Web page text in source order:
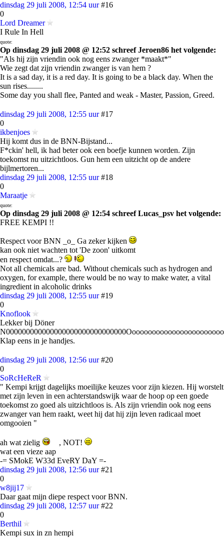
dinsdag 29 juli 2008, 12:54 uur #16
0
Lord Dreamer
I Rule In Hell
quote:
Op dinsdag 29 juli 2008 @ 12:52 schreef Jeroen86 het volgende:
"Als hij zijn vriendin ook nog eens zwanger *maakt*"
Wie zegt dat zijn vriendin zwanger is van hem ?
It is a sad day, it is a red day. It is going to be a black day. When the
sun rises........
Some day you shall flee, Panted and weak - Master, Passion, Greed.
dinsdag 29 juli 2008, 12:55 uur #17
0
ikbenjoes
Hij komt dus in de BNN-Bijstand...
F*ckin' hell, ik had beter ook een boefje kunnen worden. Zijn
toekomst nu uitzichtloos. Gun hem een uitzicht op de andere
bijlmertoren...
dinsdag 29 juli 2008, 12:55 uur #18
0
Maraatje
quote:
Op dinsdag 29 juli 2008 @ 12:54 schreef Lucas_psv het volgende:
FREE KEMPI !!
Respect voor BNN _o_ Ga zeker kijken
kan ook niet wachten tot 'De zoon' uitkomt
en respect omdat...?
Not all chemicals are bad. Without chemicals such as hydrogen and
oxygen, for example, there would be no way to make water, a vital
ingredient in alcoholic drinks
dinsdag 29 juli 2008, 12:55 uur #19
0
Knoflook
Lekker bij Döner
Klap eens in je handjes.
dinsdag 29 juli 2008, 12:56 uur #20
0
SoRcHeReR
" Kempi krijgt dagelijks moeilijke keuzes voor zijn kiezen. Hij worstelt
met zijn leven in een achterstandswijk waar de hoop op een goede
toekomst zo goed als uitzichtloos is. Als zijn vriendin ook nog eens
zwanger van hem raakt, weet hij dat hij zijn leven radicaal moet
omgooien "
ah wat zielig
, NOT!
wat een vieze aap
-= SMokE W33d EveRY DaY =-
dinsdag 29 juli 2008, 12:56 uur #21
0
w8jij17
Daar gaat mijn diepe respect voor BNN.
dinsdag 29 juli 2008, 12:57 uur #22
0
Berthil
Kempi sux in zn hempi